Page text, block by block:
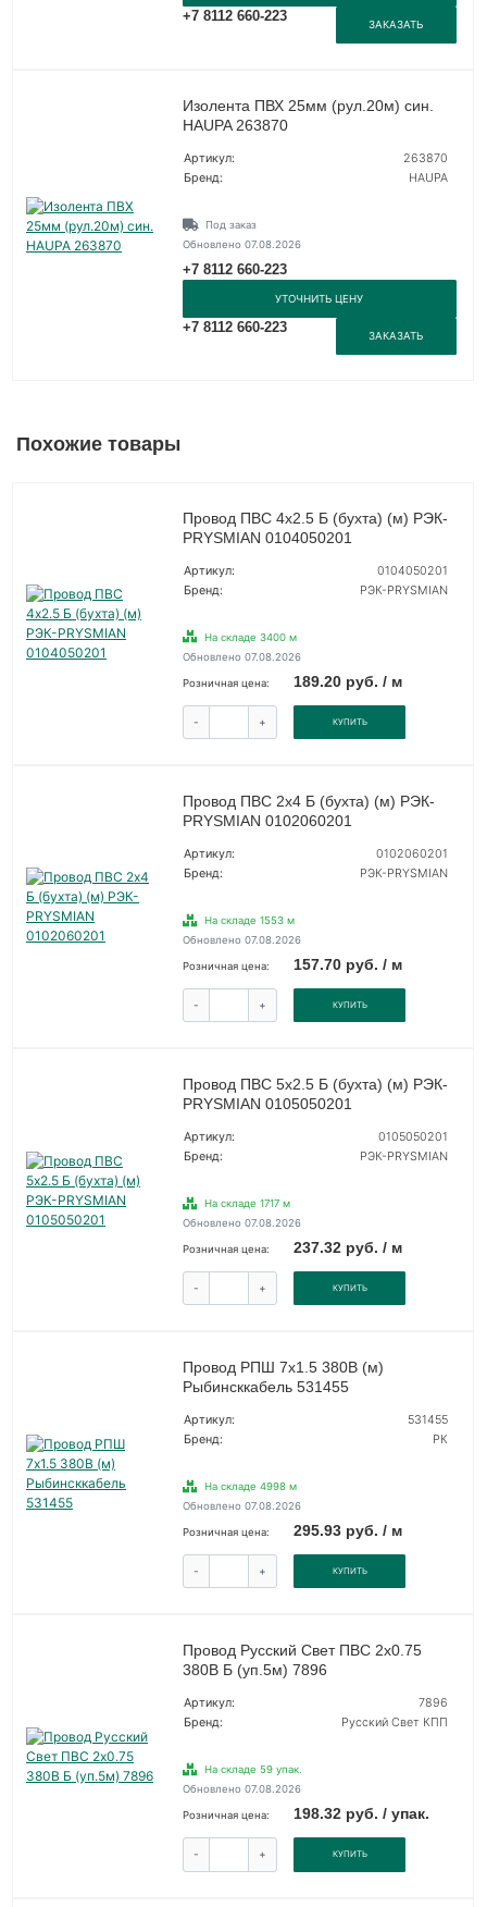
+7 8112 660-223
ЗАКАЗАТЬ
Изолента ПВХ 25мм (рул.20м) син.
HAUPA 263870
Артикул:
263870
Бренд:
HAUPA
Под заказ
Обновлено 07.08.2026
+7 8112 660-223
УТОЧНИТЬ ЦЕНУ
+7 8112 660-223
ЗАКАЗАТЬ
Похожие товары
Провод ПВС 4х2.5 Б (бухта) (м) РЭК-
PRYSMIAN 0104050201
Артикул:
0104050201
Бренд:
РЭК-PRYSMIAN
На складе 3400 м
Обновлено 07.08.2026
Розничная цена: 189.20 руб. / м
- + КУПИТЬ
Провод ПВС 2х4 Б (бухта) (м) РЭК-
PRYSMIAN 0102060201
Артикул:
0102060201
Бренд:
РЭК-PRYSMIAN
На складе 1553 м
Обновлено 07.08.2026
Розничная цена: 157.70 руб. / м
- + КУПИТЬ
Провод ПВС 5х2.5 Б (бухта) (м) РЭК-
PRYSMIAN 0105050201
Артикул:
0105050201
Бренд:
РЭК-PRYSMIAN
На складе 1717 м
Обновлено 07.08.2026
Розничная цена: 237.32 руб. / м
- + КУПИТЬ
Провод РПШ 7х1.5 380В (м)
Рыбинсккабель 531455
Артикул:
531455
Бренд:
РК
На складе 4998 м
Обновлено 07.08.2026
Розничная цена: 295.93 руб. / м
- + КУПИТЬ
Провод Русский Свет ПВС 2х0.75
380В Б (уп.5м) 7896
Артикул:
7896
Бренд:
Русский Свет КПП
На складе 59 упак.
Обновлено 07.08.2026
Розничная цена: 198.32 руб. / упак.
- + КУПИТЬ